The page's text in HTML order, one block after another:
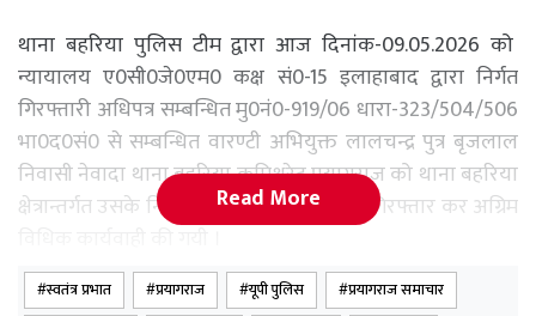
थाना बहरिया पुलिस टीम द्वारा आज दिनांक-09.05.2026 को
न्यायालय ए0सी0जे0एम0 कक्ष सं0-15 इलाहाबाद द्वारा निर्गत
गिरफ्तारी अधिपत्र सम्बन्धित मु0नं0-919/06 धारा-323/504/506
भा0द0सं0 से सम्बन्धित वारण्टी अभियुक्त लालचन्द्र पुत्र बृजलाल
निवासी नेवादा थाना बहरिया कमिश्नरेट प्रयागराज को थाना बहरिया
क्षेत्रान्तर्गत उसके निवास ग्राम नेवादा के पास से गिरफ्तार कर अग्रिम
Read More
स्वतंत्र प्रभात प्रयागराज यूपी पुलिस
प्रयागराज समाचार